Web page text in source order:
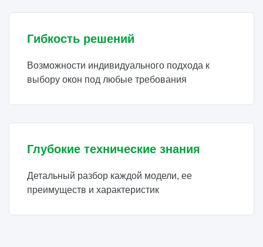
Гибкость решений
Возможности индивидуального подхода к
выбору окон под любые требования
Глубокие технические знания
Детальный разбор каждой модели, ее
преимуществ и характеристик